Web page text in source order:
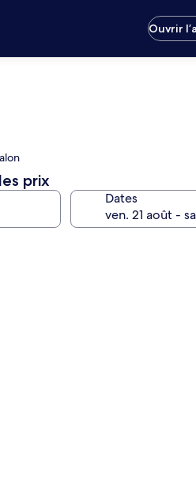
Ouvrir
prix
Dates